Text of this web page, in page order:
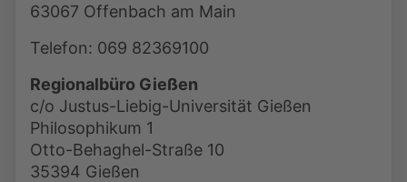
63067 Offenbach am Main
Telefon: 069 82369100
Regionalbüro Gießen
c/o Justus-Liebig-Universität Gießen
Philosophikum 1
Otto-Behaghel-Straße 10
35394 Gießen